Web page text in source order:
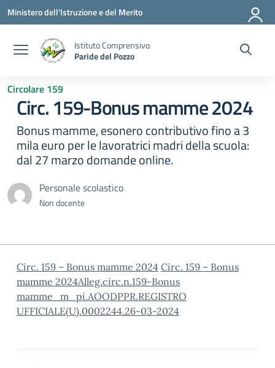
Vai ai contenuti
Vai al menu di navigazione
Vai al footer
Ministero dell'Istruzione e del Merito
Istituto Comprensivo
Paride del Pozzo
Circolare 159
Circ. 159-Bonus mamme 2024
Bonus mamme, esonero contributivo fino a 3
mila euro per le lavoratrici madri della scuola:
dal 27 marzo domande online.
Personale scolastico
Non docente
Circ. 159 – Bonus mamme 2024 Circ. 159 – Bonus
mamme 2024Alleg.circ.n.159-Bonus
mamme_m_pi.AOODPPR.REGISTRO
UFFICIALE(U).0002244.26-03-2024